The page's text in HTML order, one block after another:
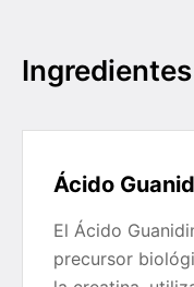
Ácido
El Ácido
precursor